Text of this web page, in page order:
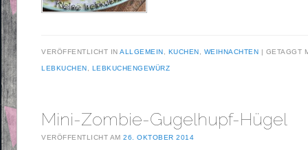
VERÖFFENTLICHT INALLGEMEIN KUCHEN WEIHNACHTEN GETAGGT
LEBKUCHEN LEBKUCHENGEWÜRZ
Mini-Zombie-Gugelhupf-Hügel
VERÖFFENTLICHT AM26. OKTOBER 2014